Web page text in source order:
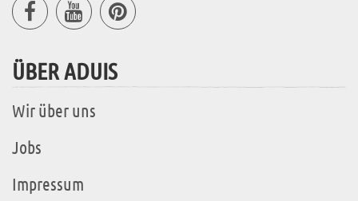
ÜBER ADUIS
Wir über uns
Jobs
Impressum